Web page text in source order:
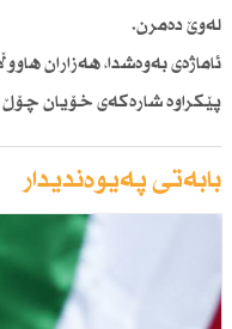
لەوێ دەمرن.
ئاماژەی بەوەشدا، هەزاران
پێكراوە شارەكەی خۆیان
بابەتی پەیوەندیدار